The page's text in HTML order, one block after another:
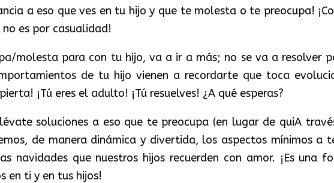
a eso que ves en tu hijo y que te molesta o te preocupa!
es por casualidad!
molesta para con tu hijo, va a ir a más; no se va a resolver
de tu hijo vienen a recordarte que toca
¡Tú eres el adulto! ¡Tú resuelves! ¿A qué esperas?
soluciones a eso que te preocupa (en lugar de quiA
de manera dinámica y divertida, los aspectos mínimos a
navidades que nuestros hijos recuerden con amor. ¡Es una
en ti y en tus hijos!